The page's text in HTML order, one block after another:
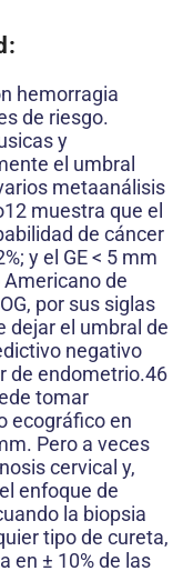
hemorragia
de riesgo.
y
el umbral
metaanálisis
muestra que el
de cáncer
y el GE < 5 mm
Americano de
por sus siglas
dejar el umbral de
negativo
de endometrio.46
tomar
ecográfico en
Pero a veces
cervical y,
enfoque de
la biopsia
tipo de cureta,
en ± 10% de las